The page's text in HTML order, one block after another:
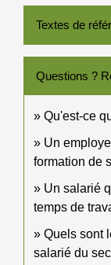
Textes de
Questions ?
Qu'est-ce
Un
formation de
Un salarié
temps de
Quels sont
salarié du